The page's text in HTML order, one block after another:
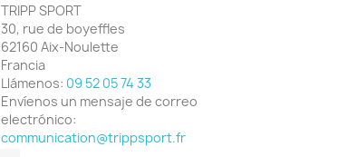
TRIPP SPORT
30, rue de boyeffles
62160 Aix-Noulette
Francia
Llámenos: 09 52 05 74 33
Envíenos un mensaje de correo
electrónico:
communication@trippsport.fr